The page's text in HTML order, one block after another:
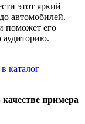
этот яркий
автомобилей.
поможет его
аудиторию.
каталог
примера